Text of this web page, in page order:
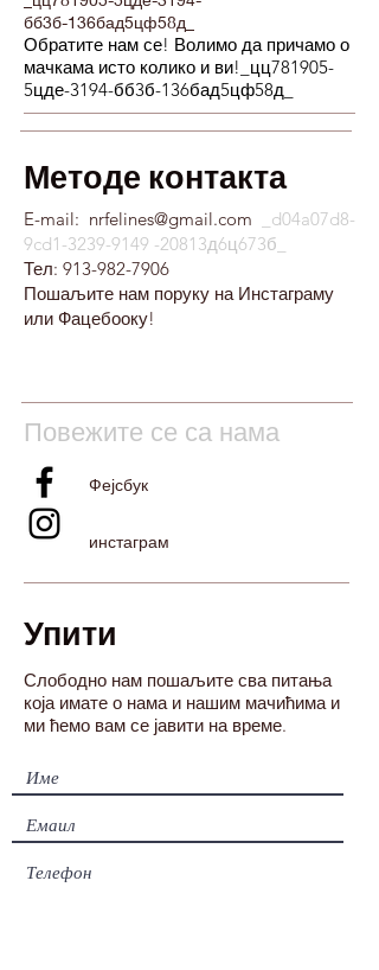
бб3б-136бад5цф58д_
Обратите нам се! Волимо да причамо о
мачкама исто колико и ви!_цц781905-
5цде-3194-бб3б-136бад5цф58д_
Методе контакта
​E-mail: nrfelines@gmail.com
_d04a07d8-
9cd1-3239-9149 -20813д6ц673б_
Тел: 913-982-7906
Пошаљите нам поруку на Инстаграму
или Фацебооку!
Повежите се са нама
Фејсбук
инстаграм
Упити
Слободно нам пошаљите сва питања
која имате о нама и нашим мачићима и
ми ћемо вам се јавити на време.